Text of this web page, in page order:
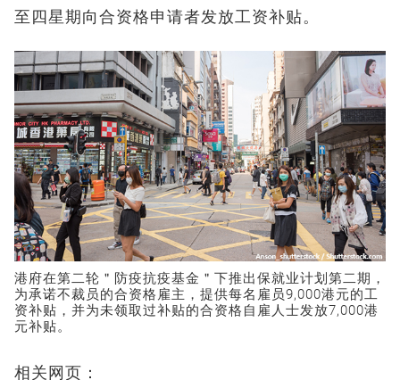
至四星期向合资格申请者发放工资补贴。
港府在第二轮＂防疫抗疫基金＂下推出保就业计划第二期，
为承诺不裁员的合资格雇主，提供每名雇员9,000港元的工
资补贴，并为未领取过补贴的合资格自雇人士发放7,000港
元补贴。
相关网页：